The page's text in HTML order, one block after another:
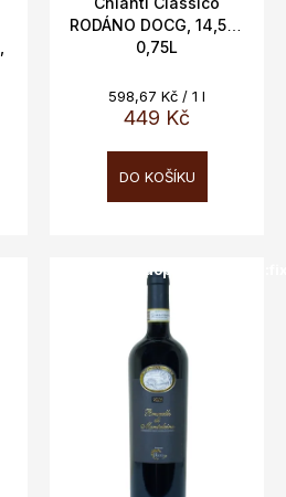
RODÁNO DOCG, 14,5%,
0,75L
449 Kč
Měrná
cena:
598,67 Kč / 1 l
DO KOŠÍKU